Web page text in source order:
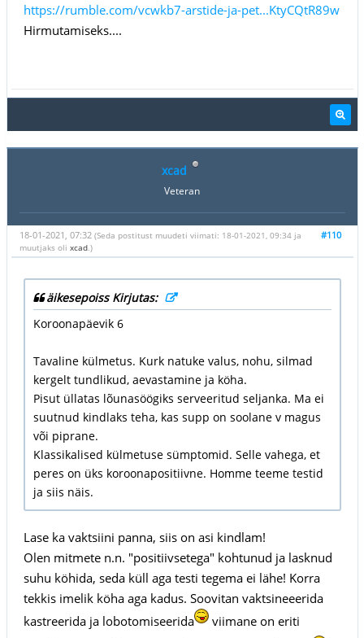
https://rumble.com/vcwkb7-arstide-ja-pet...KtyCQtR89w
Hirmutamiseks....
xcad
Veteran
#110
18-01-2021, 07:32 (Seda postitust muudeti viimati: 18-01-2021, 09:34 ja
muutjaks oli xcad.)
äikesepoiss Kirjutas:
Koroonapäevik 6
Tavaline külmetus. Kurk natuke valus, nohu, silmad
kergelt tundlikud, aevastamine ja köha.
Pisut üllatas lõunasöögiks serveeritud seljanka. Ma ei
suutnud kindlaks teha, kas supp on soolane v magus
või piprane.
Klassikalised külmetuse sümptomid. Selle vahega, et
peres on üks koroonapositiivne. Homme teeme testid
ja siis näis.
Lase ka vaktsiini panna, siis on asi kindlam!
Olen mitmete n.n. "positiivsetega" kohtunud ja lasknud
suhu köhida, seda küll aga testi tegema ei lähe! Korra
tekkis imelik köha aga kadus. Soovitan vaktsineeerida
kastreerida ja lobotomiseerida
viimane on eriti